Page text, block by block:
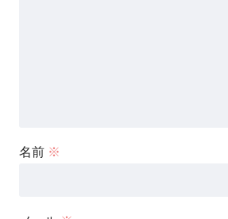
名前 ※